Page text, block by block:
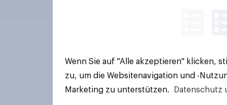
Wenn Sie auf "Alle akzeptieren" klicken,
zu, um die Websitenavigation und -
Marketing zu unterstützen.
Datenschutz